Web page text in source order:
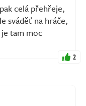
celá přehřeje,
sváděť na hráče,
tam moc
2